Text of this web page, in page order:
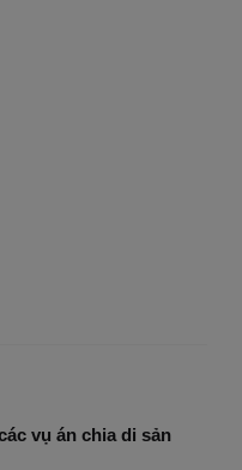
vụ án chia di sản